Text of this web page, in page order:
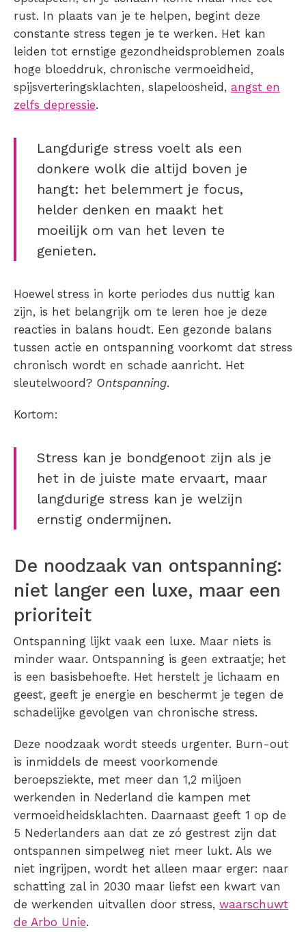
rust. In plaats van je te helpen, begint deze
constante stress tegen je te werken. Het kan
leiden tot ernstige gezondheidsproblemen zoals
hoge bloeddruk, chronische vermoeidheid,
spijsverteringsklachten, slapeloosheid, angst en
zelfs depressie.
Langdurige stress voelt als een
donkere wolk die altijd boven je
hangt: het belemmert je focus,
helder denken en maakt het
moeilijk om van het leven te
genieten.
Hoewel stress in korte periodes dus nuttig kan
zijn, is het belangrijk om te leren hoe je deze
reacties in balans houdt. Een gezonde balans
tussen actie en ontspanning voorkomt dat stress
chronisch wordt en schade aanricht. Het
sleutelwoord? Ontspanning.
Kortom:
Stress kan je bondgenoot zijn als je
het in de juiste mate ervaart, maar
langdurige stress kan je welzijn
ernstig ondermijnen.
De noodzaak van ontspanning:
niet langer een luxe, maar een
prioriteit
Ontspanning lijkt vaak een luxe. Maar niets is
minder waar. Ontspanning is geen extraatje; het
is een basisbehoefte. Het herstelt je lichaam en
geest, geeft je energie en beschermt je tegen de
schadelijke gevolgen van chronische stress.
Deze noodzaak wordt steeds urgenter. Burn-out
is inmiddels de meest voorkomende
beroepsziekte, met meer dan 1,2 miljoen
werkenden in Nederland die kampen met
vermoeidheidsklachten. Daarnaast geeft 1 op de
5 Nederlanders aan dat ze zó gestrest zijn dat
ontspannen simpelweg niet meer lukt. Als we
niet ingrijpen, wordt het alleen maar erger: naar
schatting zal in 2030 maar liefst een kwart van
de werkenden uitvallen door stress, waarschuwt
de Arbo Unie.